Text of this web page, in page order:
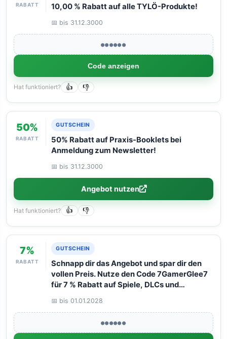
RABATT 10,00 % Rabatt auf alle TYLÖ-Produkte!
📅 bis 31.12.3000
●●●●●●
Code anzeigen
Hat funktioniert? 👍 👎
50%
RABATT
GUTSCHEIN
50% Rabatt auf Praxis-Booklets bei
Anmeldung zum Newsletter!
📅 bis 31.12.3000
Angebot nutzen
Hat funktioniert? 👍 👎
7%
RABATT
GUTSCHEIN
Schnapp dir das Angebot und spar dir den
vollen Preis. Nutze den Code 7GamerGlee7
für 7 % Rabatt auf Spiele, DLCs und
maximalen Warenkorbwert von 125 Euro.
📅 bis 01.01.2028
●●●●●●